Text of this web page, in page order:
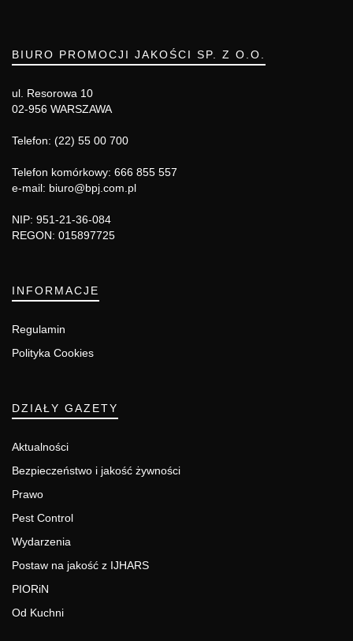
BIURO PROMOCJI JAKOŚCI SP. Z O.O.
ul. Resorowa 10
02-956 WARSZAWA
Telefon: (22) 55 00 700
Telefon komórkowy: 666 855 557
e-mail: biuro@bpj.com.pl
NIP: 951-21-36-084
REGON: 015897725
INFORMACJE
Regulamin
Polityka Cookies
DZIAŁY GAZETY
Aktualności
Bezpieczeństwo i jakość żywności
Prawo
Pest Control
Wydarzenia
Postaw na jakość z IJHARS
PIORiN
Od Kuchni